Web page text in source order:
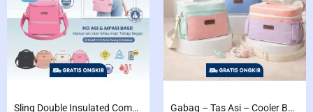
Sling Double Insulated Compartment Cappucino Black, Creamy, Salem, Chocolate Gabag – Tas Asi – Cooler Bag Sling Single Compartment Mint Grape Bubble